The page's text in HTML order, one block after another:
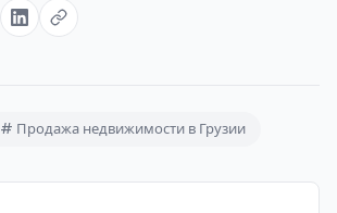
# Продажа недвижимости в Грузии